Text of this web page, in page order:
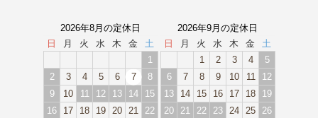
2026年8月の定休日
日
月 火 水 木 金
土
1
2
3 4 5 6 7
8
9
10 11 12 13 14
15
16
17 18 19 20 21
22
2026年9月の定休日
日
月 火 水 木 金
土
1
2 3 4
5
6
7 8 9 10 11
12
13
14 15 16 17 18
19
20
21 22 23 24 25
26